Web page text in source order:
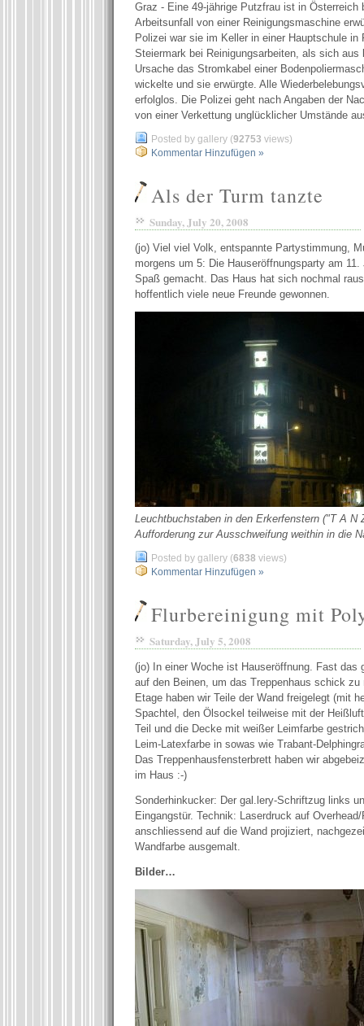
Graz - Eine 49-jährige Putzfrau ist in Österreich
Arbeitsunfall von einer Reinigungsmaschine
Polizei war sie im Keller in einer Hauptschule in
Steiermark bei Reinigungsarbeiten, als sich aus
Ursache das Stromkabel einer
wickelte und sie erwürgte. Alle
erfolglos. Die Polizei geht nach Angaben der
von einer Verkettung unglücklicher Umstände
Posted by gallery (92753 views)
Kommentar Hinzufügen »
Als der Turm tanzte
Sunday, July 20, 2008
(jo) Viel viel Volk, entspannte Partystimmung,
morgens um 5: Die Hauseröffnungsparty am
Spaß gemacht. Das Haus hat sich nochmal
hoffentlich viele neue Freunde gewonnen.
Leuchtbuchstaben in den Erkerfenstern ("T A N
Aufforderung zur Ausschweifung weithin in die
Posted by gallery (6838 views)
Kommentar Hinzufügen »
Flurbereinigung mit
Saturday, July 5, 2008
(jo) In einer Woche ist Hauseröffnung. Fast das
auf den Beinen, um das Treppenhaus schick zu
Etage haben wir Teile der Wand freigelegt (mit
Spachtel, den Ölsockel teilweise mit der
Teil und die Decke mit weißer Leimfarbe
Leim-Latexfarbe in sowas wie Trabant-
Das Treppenhausfensterbrett haben wir
im Haus :-)
Sonderhinkucker: Der gal.lery-Schriftzug links
Eingangstür. Technik: Laserdruck auf
anschliessend auf die Wand projiziert,
Wandfarbe ausgemalt.
Bilder…